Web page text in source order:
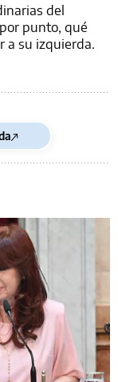
del
punto, qué
a su izquierda.